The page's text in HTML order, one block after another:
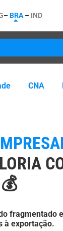
–BRA – IND
CNA
fragmentado
à exportação.